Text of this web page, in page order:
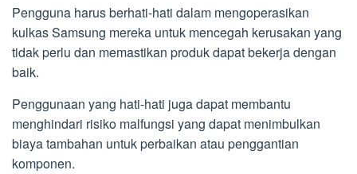
Pengguna harus berhati-hati dalam mengoperasikan
kulkas Samsung mereka untuk mencegah kerusakan yang
tidak perlu dan memastikan produk dapat bekerja dengan
baik.
Penggunaan yang hati-hati juga dapat membantu
menghindari risiko malfungsi yang dapat menimbulkan
biaya tambahan untuk perbaikan atau penggantian
komponen.